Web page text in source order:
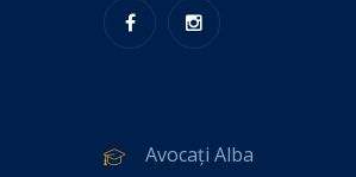
Avocați Alba